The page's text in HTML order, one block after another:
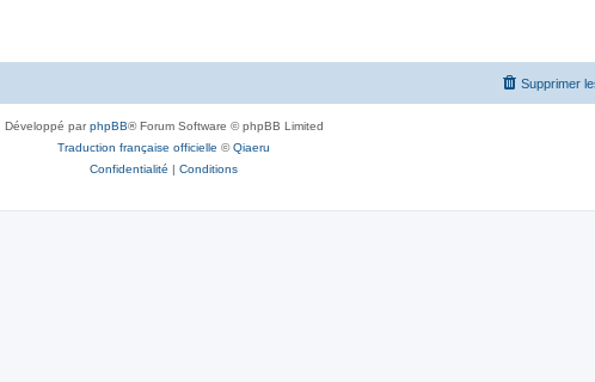
Supprimer
Développé parphpBB® Forum Software © phpBB Limited
Traduction française officielle ©Qiaeru
Confidentialité | Conditions